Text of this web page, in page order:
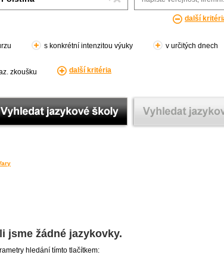
další
s konkrétní intenzitou výuky v určitých dnech
zkoušku další kritéria
jsme žádné jazykovky.
hledání tímto tlačítkem: